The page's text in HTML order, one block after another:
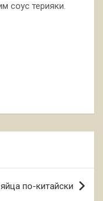
соус терияки.
по-китайски